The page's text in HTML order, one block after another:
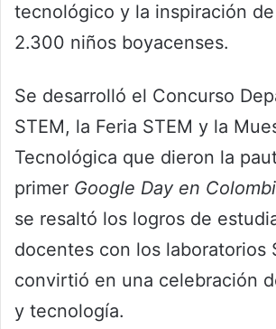
tecnológico y la inspiración
2.300 niños boyacenses.
Se desarrolló el Concurso
STEM, la Feria STEM y la
Tecnológica que dieron la
primer Google Day en
se resaltó los logros de
docentes con los laboratorios
convirtió en una celebración
y tecnología.